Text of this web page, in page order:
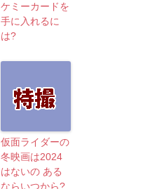
ケミーカードを
手に入れるに
は?
仮面ライダーの
冬映画は2024
はないの ある
ならいつから?